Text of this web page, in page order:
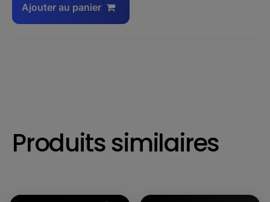
Ajouter au panier
Produits similaires